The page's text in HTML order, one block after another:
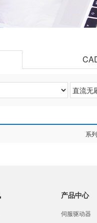
系列
产品中心
伺服驱动器